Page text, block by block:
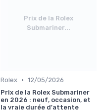
Prix de la Rolex
Submariner...
Rolex • 12/05/2026
Prix de la Rolex Submariner
en 2026 : neuf, occasion, et
la vraie durée d'attente